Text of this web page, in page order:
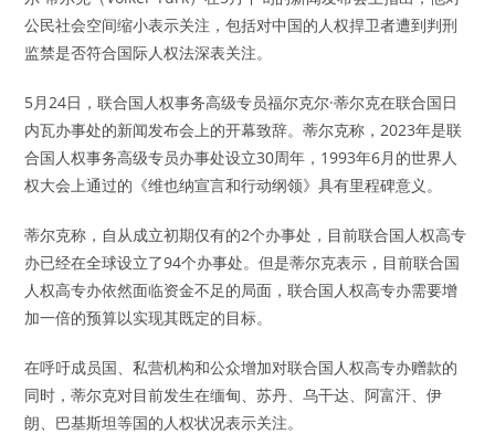
公民社会空间缩小表示关注，包括对中国的人权捍卫者遭到判刑
监禁是否符合国际人权法深表关注。
5月24日，联合国人权事务高级专员福尔克尔·蒂尔克在联合国日
内瓦办事处的新闻发布会上的开幕致辞。蒂尔克称，2023年是联
合国人权事务高级专员办事处设立30周年，1993年6月的世界人
权大会上通过的《维也纳宣言和行动纲领》具有里程碑意义。
蒂尔克称，自从成立初期仅有的2个办事处，目前联合国人权高专
办已经在全球设立了94个办事处。但是蒂尔克表示，目前联合国
人权高专办依然面临资金不足的局面，联合国人权高专办需要增
加一倍的预算以实现其既定的目标。
在呼吁成员国、私营机构和公众增加对联合国人权高专办赠款的
同时，蒂尔克对目前发生在缅甸、苏丹、乌干达、阿富汗、伊
朗、巴基斯坦等国的人权状况表示关注。